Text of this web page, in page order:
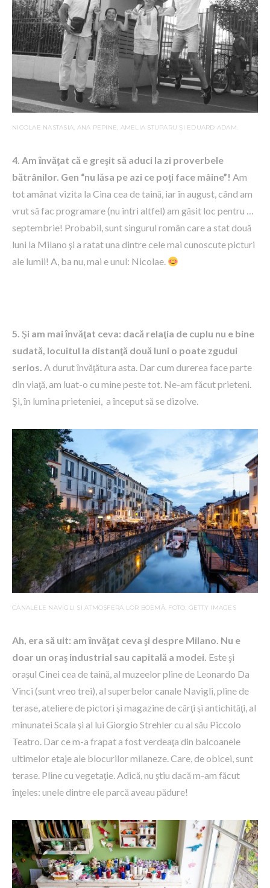
NICOLAE NASTASIA, ANA PEPINE, AMELIA STUPARU ȘI EDUARD ADAM.
4. Am ȋnvăţat că e greşit să aduci la zi proverbele
bătrânilor. Gen “nu lăsa pe azi ce poţi face mâine”! Am
tot amânat vizita la Cina cea de taină, iar ȋn august, când am
vrut să fac programare (nu intri altfel) am găsit loc pentru …
septembrie! Probabil, sunt singurul român care a stat două
luni la Milano şi a ratat una dintre cele mai cunoscute picturi
ale lumii! A, ba nu, mai e unul: Nicolae.
5. Şi am mai ȋnvăţat ceva: dacă relaţia de cuplu nu e bine
sudată, locuitul la distanţă două luni o poate zgudui
serios. A durut ȋnvăţătura asta. Dar cum durerea face parte
din viaţă, am luat-o cu mine peste tot. Ne-am făcut prieteni.
Şi, ȋn lumina prieteniei, a ȋnceput să se dizolve.
CANALELE NAVIGLI SI ATMOSFERA LOR BOEMĂ. FOTO: GETTY IMAGES
Ah, era să uit: am ȋnvăţat ceva şi despre Milano. Nu e
doar un oraş industrial sau capitală a modei. Este şi
oraşul Cinei cea de taină, al muzeelor pline de Leonardo Da
Vinci (sunt vreo trei), al superbelor canale Navigli, pline de
terase, ateliere de pictori şi magazine de cărţi şi antichităţi, al
minunatei Scala şi al lui Giorgio Strehler cu al său Piccolo
Teatro. Dar ce m-a frapat a fost verdeaţa din balcoanele
ultimelor etaje ale blocurilor milaneze. Care, de obicei, sunt
terase. Pline cu vegetaţie. Adică, nu ştiu dacă m-am făcut
ȋnţeles: unele dintre ele parcă aveau pădure!